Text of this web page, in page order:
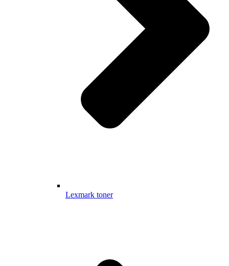
Lexmark toner